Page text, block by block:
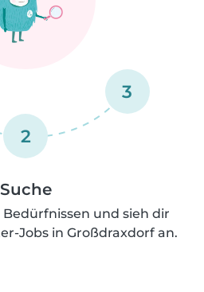
2
3
Suche
und sieh dir
Jobs in Großdraxdorf an.